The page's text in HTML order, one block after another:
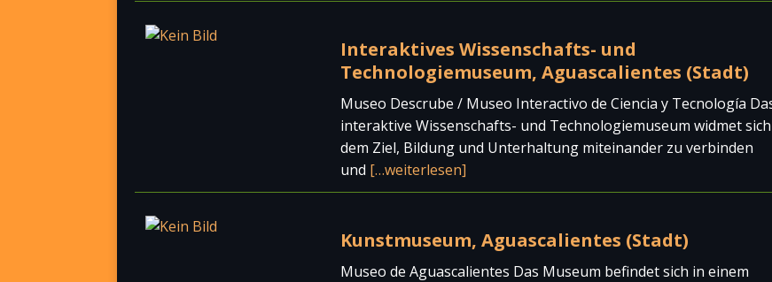
Interaktives Wissenschafts- und
Technologiemuseum, Aguascalientes (Stadt)
Museo Descrube / Museo Interactivo de Ciencia y Tecnología
interaktive Wissenschafts- und Technologiemuseum widmet sich
dem Ziel, Bildung und Unterhaltung miteinander zu verbinden
und […weiterlesen]
Kunstmuseum, Aguascalientes (Stadt)
Museo de Aguascalientes Das Museum befindet sich in einem